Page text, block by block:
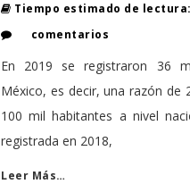
Tiempo estimado de
comentarios
En 2019 se registraron 36
México, es decir, una razón de
100 mil habitantes a nivel
registrada en 2018,
Leer Más…